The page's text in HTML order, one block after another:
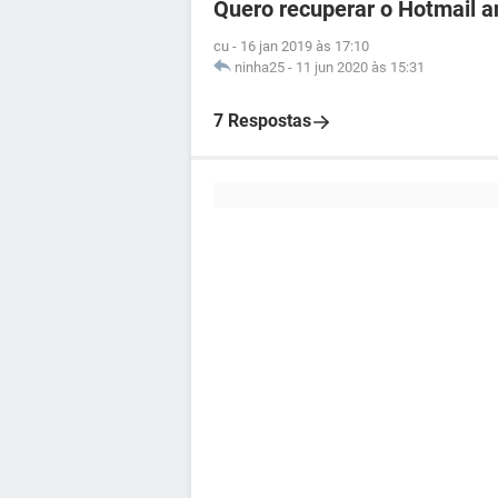
Quero recuperar o Hotmail
cu - 16 jan 2019 às 17:10
ninha25 - 11 jun 2020 às 15:31
7 Respostas